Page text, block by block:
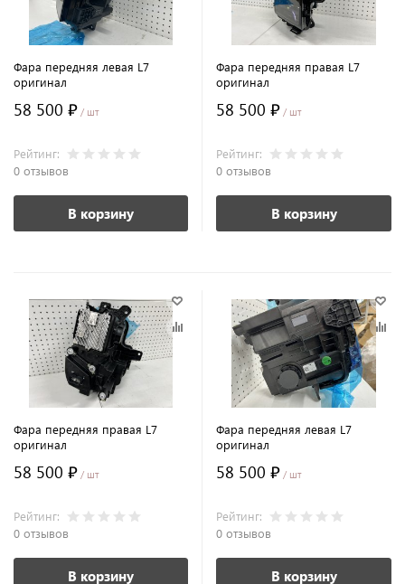
Фара передняя левая L7
оригинал
58 500 ₽ / шт
Рейтинг:
0 отзывов
В корзину
Фара передняя правая L7
оригинал
58 500 ₽ / шт
Рейтинг:
0 отзывов
В корзину
Фара передняя правая L7
оригинал
58 500 ₽ / шт
Рейтинг:
0 отзывов
В корзину
Фара передняя левая L7
оригинал
58 500 ₽ / шт
Рейтинг:
0 отзывов
В корзину